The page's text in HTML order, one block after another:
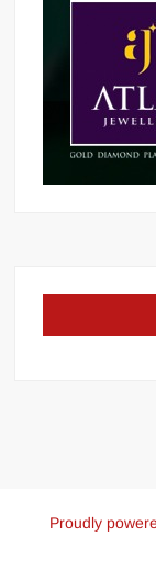
Proudly